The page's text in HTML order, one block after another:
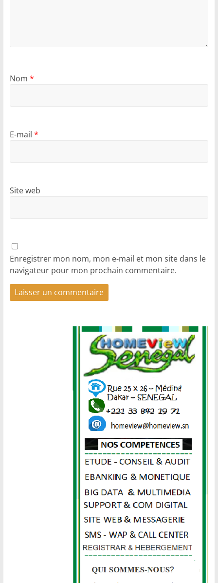
Nom *
E-mail *
Site web
Enregistrer mon nom, mon e-mail et mon site dans le
navigateur pour mon prochain commentaire.